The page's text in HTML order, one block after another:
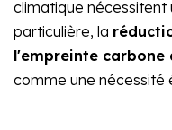
climatique nécessitent
particulière, la
l'empreinte carbone
comme une nécessité